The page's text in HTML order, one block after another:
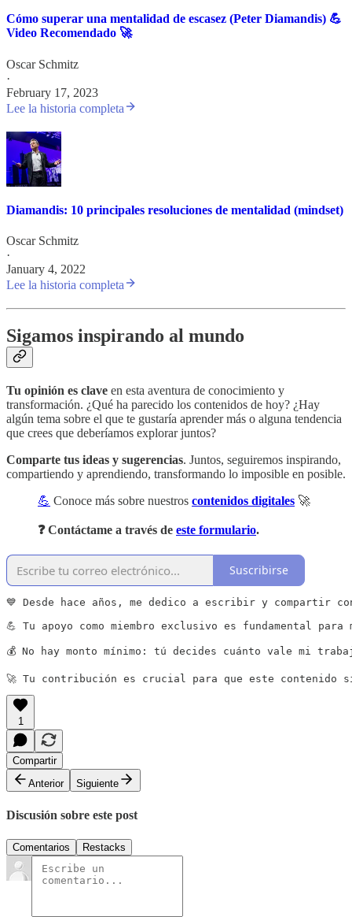
Cómo superar una mentalidad de escasez (Peter Diamandis) 💪
Video Recomendado 🚀
Oscar Schmitz
·
February 17, 2023
Lee la historia completa
Diamandis: 10 principales resoluciones de mentalidad (mindset)
Oscar Schmitz
·
January 4, 2022
Lee la historia completa
Sigamos inspirando al mundo
Tu opinión es clave en esta aventura de conocimiento y
transformación. ¿Qué ha parecido los contenidos de hoy? ¿Hay
algún tema sobre el que te gustaría aprender más o alguna tendencia
que crees que deberíamos explorar juntos?
Comparte tus ideas y sugerencias. Juntos, seguiremos inspirando,
compartiendo y aprendiendo, transformando lo imposible en posible.
💪 Conoce más sobre nuestros contenidos digitales 🚀
❓ Contáctame a través de este formulario.
Suscribirse
💙 Desde hace años, me dedico a escribir y compartir
💪 Tu apoyo como miembro exclusivo es fundamental
💰 No hay monto mínimo: tú decides cuánto vale mi
🚀 Tu contribución es crucial para que este contenido
1
Compartir
Anterior
Siguiente
Discusión sobre este post
Comentarios Restacks